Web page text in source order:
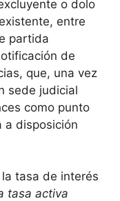
o dolo
entre
partida
de
que, una vez
sede judicial
como punto
a disposición
tasa de interés
tasa activa